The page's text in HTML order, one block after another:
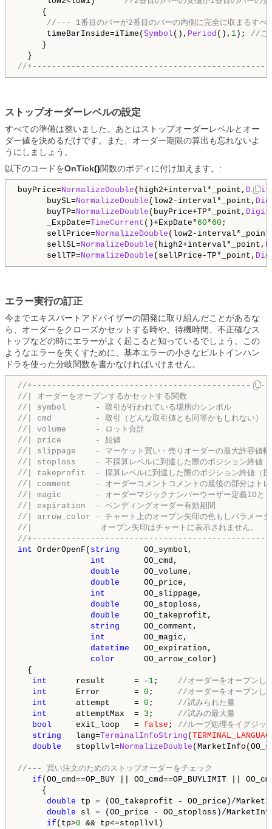
{
//--- 1番目のバーが2番目のバーの内側に完全に収まるすべ
timeBarInside=iTime( Symbol (), Period (), 1 ); //こ
}
//
ストップオーダーレベルの設定
すべての準備は整いました。あとはストップオーダーレベルとオー
ダー値を決めるだけです。また、オーダー期限の算出も忘れないよ
うにしましょう。
以下のコードをOnTick()関数のボディに付け加えます。:
buyPrice=NormalizeDouble (high2+interval*_point,
buySL=NormalizeDouble (low2-interval*_point,
buyTP=NormalizeDouble (buyPrice+TP*_point,
_ExpDate=TimeCurrent ()+ExpDate* 60* 60 ;
sellPrice=NormalizeDouble (low2-
sellSL=NormalizeDouble (high2+interval*_point,
sellTP=NormalizeDouble (sellPrice-TP*_point,
エラー実行の訂正
今までエキスパートアドバイザーの開発に取り組んだことがあるな
ら、オーダーをクローズかセットする時や、待機時間、不正確なス
トップなどの時にエラーがよく起こると知っているでしょう。この
ようなエラーを失くすために、基本エラーの小さなビルトインハン
ドラを使った分岐関数を書かなければいけません。
//
//| オーダーをオープンするかセットする関数
//| symbol      - 取引が行われている場所のシ
//| cmd         - 取引（どんな取引値とも同等かも
//| volume      - ロット合計
//| price       - 始値
//| slippage    - マーケット買い・売りオーダ
//| stoploss    - 不採算レベルに到達した際のポジ
//| takeprofit  - 採算レベルに到達した際のポジシ
//| comment     - オーダーコメントコメントの最後の
//| magic       - オーダーマジックナンバーウー
//| expiration  - ペンディングオーダー有効期間
//| arrow_color - チャート上のオープン矢印の色もし
//|              オープン矢印はチャートに表示されま
//
int OrderOpenF( string OO_symbol,
int OO_cmd,
double OO_volume,
double OO_price,
int OO_slippage,
double OO_stoploss,
double OO_takeprofit,
string OO_comment,
int OO_magic,
datetime OO_expiration,
color OO_arrow_color)
{
int result      = - 1; //オーダーをオープンし
int Error       = 0 ; //オーダーをオープンし
int attempt     = 0 ; //試みられた量
int attemptMax  = 3 ; //試みの最大量
bool exit_loop   = false ; //ループ処理をイグジッ
string lang=TerminalInfoString (
double stopllvl=NormalizeDouble
//--- 買い注文のためのストップオーダーをチェック
if (OO_cmd==OP_BUY || OO_cmd==OP_BUYLIMIT ||
{
double tp = (OO_takeprofit - OO_price)/
double sl = (OO_price - OO_stoploss)/
if (tp>0 && tp<=stopllvl)